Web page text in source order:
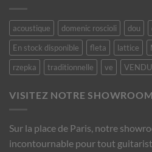
acoustique domenic roscioli dou
En stock disponible
fleta lattice
rzepka
traditionnelle ve
VISITEZ NOTRE SHOWROOM
Sur la place de Paris, notre
incontournable pour tout